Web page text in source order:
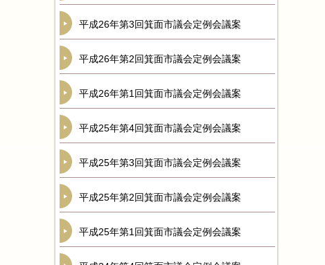
平成26年第3回箕面市議会定例会議案
平成26年第2回箕面市議会定例会議案
平成26年第1回箕面市議会定例会議案
平成25年第4回箕面市議会定例会議案
平成25年第3回箕面市議会定例会議案
平成25年第2回箕面市議会定例会議案
平成25年第1回箕面市議会定例会議案